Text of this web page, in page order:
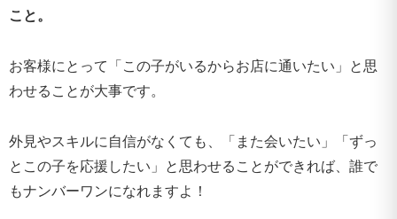
こと。
お客様にとって「この子がいるからお店に通いたい」と思
わせることが大事です。
外見やスキルに自信がなくても、「また会いたい」「ずっ
とこの子を応援したい」と思わせることができれば、誰で
もナンバーワンになれますよ！